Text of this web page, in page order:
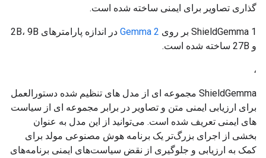
گذاری تصاویر برای ایمنی ساخته شده است.
ShieldGemma 1 بر روی Gemma 2
در اندازه پارامترهای 2B، 9B
و 27B ساخته شده است.
ShieldGemma مجموعه ای از مدل های تنظیم شده دستورالعمل
برای ارزیابی ایمنی متن و تصاویر در برابر مجموعه ای از سیاست
های ایمنی تعریف شده است. می‌توانید از این مدل به عنوان
بخشی از اجرای بزرگ‌تر یک برنامه هوش مصنوعی مولد برای
کمک به ارزیابی و جلوگیری از نقض سیاست‌های ایمنی برنامه‌های